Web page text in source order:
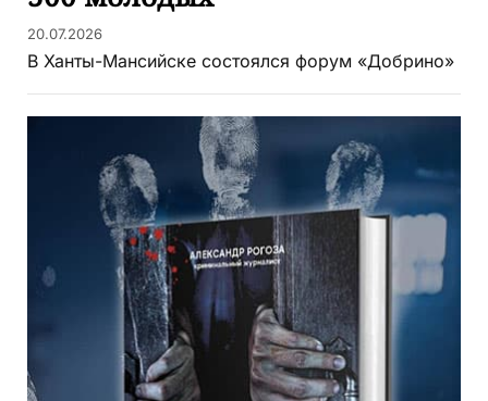
20.07.2026
В Ханты-Мансийске состоялся форум «Добрино»